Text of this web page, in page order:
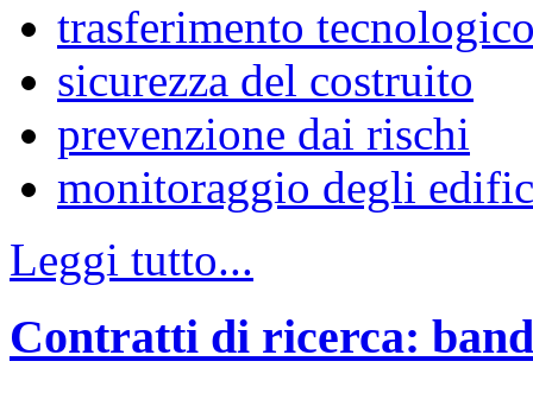
trasferimento
sicurezza del costruito
prevenzione dai rischi
monitoraggio degli
Leggi tutto...
Contratti di ricerca: